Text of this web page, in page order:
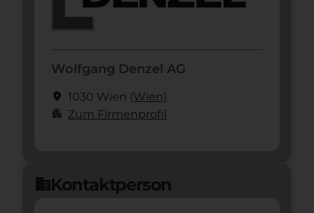
Wolfgang Denzel AG
location_on 1030 Wien (Wien)
apartment Zum Firmenprofil
domainKontaktperson